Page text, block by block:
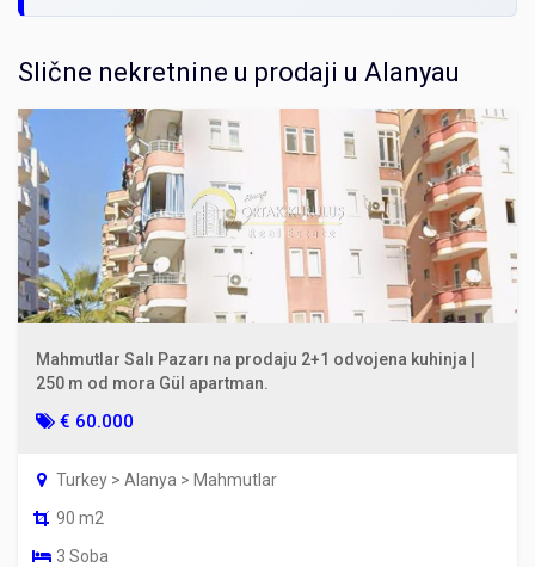
Slične nekretnine u prodaji u Alanyau
Mahmutlar Salı Pazarı na prodaju 2+1 odvojena kuhinja |
250 m od mora Gül apartman.
€ 60.000
Turkey > Alanya > Mahmutlar
90 m2
3 Soba